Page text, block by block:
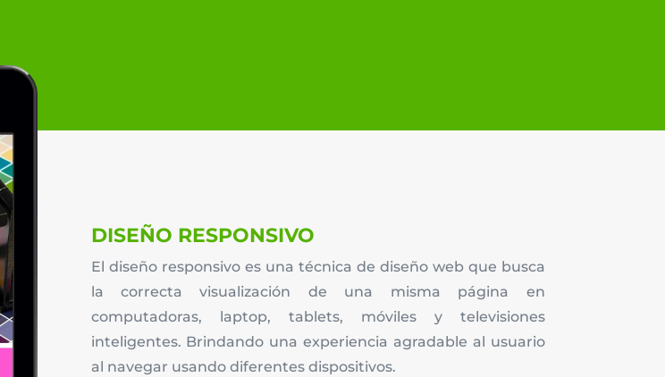
DISEÑO RESPONSIVO
El diseño responsivo es una técnica de diseño web que busca
la correcta visualización de una misma página en
computadoras, laptop, tablets, móviles y televisiones
inteligentes. Brindando una experiencia agradable al usuario
al navegar usando diferentes dispositivos.